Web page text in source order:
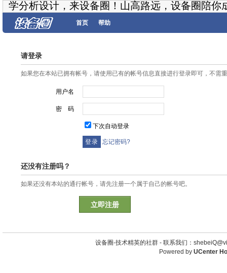
学分析设计，来设备圈！山高路远，设备圈陪你
首页 帮助
请登录
如果您在本站已拥有帐号，请使用已有的帐号信息直接进行登录即可，不需
用户名
密 码
下次自动登录
忘记密码?
还没有注册吗？
如果还没有本站的通行帐号，请先注册一个属于自己的帐号吧。
立即注册
设备圈-技术精英的社群 - 联系我们：
Powered by UCenter